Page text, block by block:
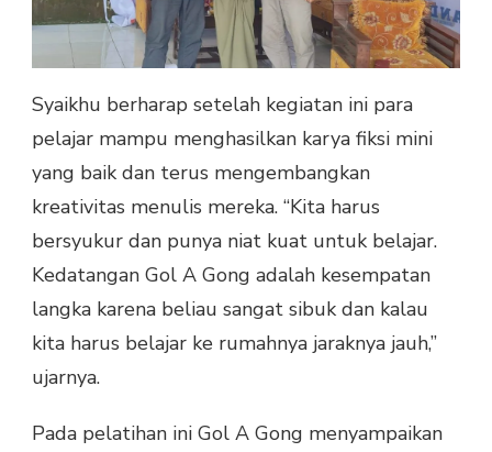
Syaikhu berharap setelah kegiatan ini para
pelajar mampu menghasilkan karya fiksi mini
yang baik dan terus mengembangkan
kreativitas menulis mereka. “Kita harus
bersyukur dan punya niat kuat untuk belajar.
Kedatangan Gol A Gong adalah kesempatan
langka karena beliau sangat sibuk dan kalau
kita harus belajar ke rumahnya jaraknya jauh,”
ujarnya.
Pada pelatihan ini Gol A Gong menyampaikan